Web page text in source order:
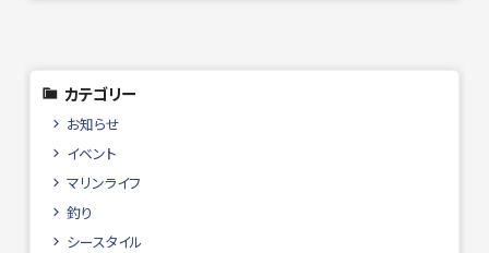
お問い合わせ
カテゴリー
お知らせ
イベント
マリンライフ
釣り
シースタイル